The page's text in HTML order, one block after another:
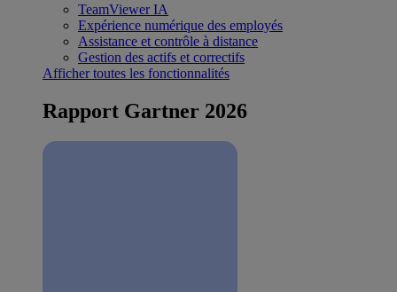
TeamViewer IA
Expérience numérique des employés
Assistance et contrôle à distance
Gestion des actifs et correctifs
Afficher toutes les fonctionnalités
Rapport Gartner 2026